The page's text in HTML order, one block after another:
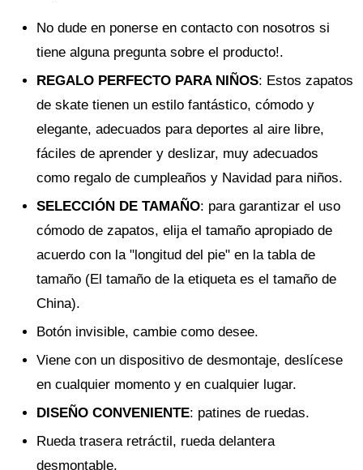
No dude en ponerse en contacto con nosotros si
tiene alguna pregunta sobre el producto!.
REGALO PERFECTO PARA NIÑOS: Estos zapatos
de skate tienen un estilo fantástico, cómodo y
elegante, adecuados para deportes al aire libre,
fáciles de aprender y deslizar, muy adecuados
como regalo de cumpleaños y Navidad para niños.
SELECCIÓN DE TAMAÑO: para garantizar el uso
cómodo de zapatos, elija el tamaño apropiado de
acuerdo con la "longitud del pie" en la tabla de
tamaño (El tamaño de la etiqueta es el tamaño de
China).
Botón invisible, cambie como desee.
Viene con un dispositivo de desmontaje, deslícese
en cualquier momento y en cualquier lugar.
DISEÑO CONVENIENTE: patines de ruedas.
Rueda trasera retráctil, rueda delantera
desmontable.